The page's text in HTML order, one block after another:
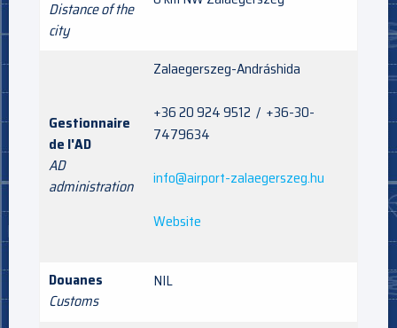
Distance of the
city
Gestionnaire
de l'AD
AD
administration
Zalaegerszeg-Andráshida
+36 20 924 9512 / +36-30-
7479634
info@airport-zalaegerszeg.hu
Website
Douanes
Customs
NIL